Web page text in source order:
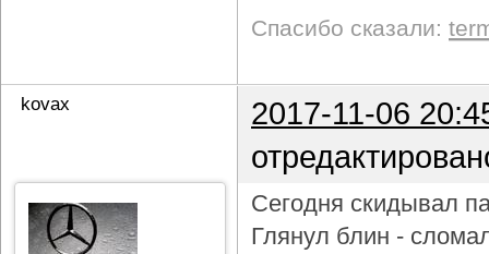
Спасибо сказали:
kovax
2017-11-06
Сегодня скидывал
Глянул блин -